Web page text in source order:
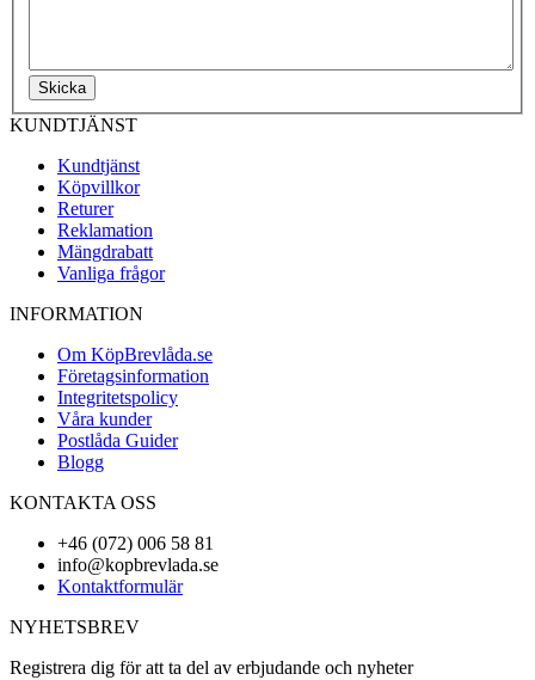
Skicka
KUNDTJÄNST
Kundtjänst
Köpvillkor
Returer
Reklamation
Mängdrabatt
Vanliga frågor
INFORMATION
Om KöpBrevlåda.se
Företagsinformation
Integritetspolicy
Våra kunder
Postlåda Guider
Blogg
KONTAKTA OSS
+46 (072) 006 58 81
info@kopbrevlada.se
Kontaktformulär
NYHETSBREV
Registrera dig för att ta del av erbjudande och nyheter